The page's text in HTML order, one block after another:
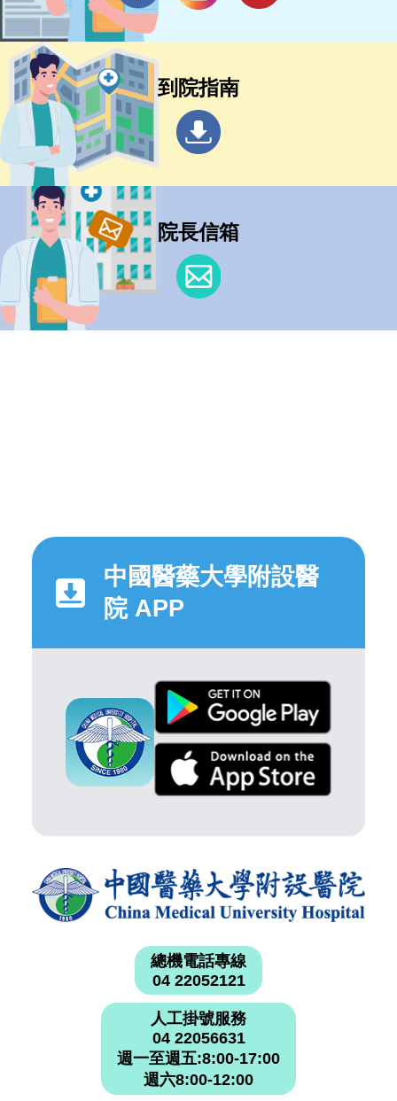
到院指南
院長信箱
中國醫藥大學附設醫
院 APP
總機電話專線
04 22052121
人工掛號服務
04 22056631
週一至週五:8:00-17:00
週六8:00-12:00